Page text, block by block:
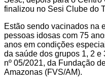
finalizou no Sesi Clube do
Estão sendo vacinados na
pessoas idosas com 75
anos em condições
da saúde dos grupos 1, 2 e
nº 05/2021, da Fundação
Amazonas (FVS/AM).